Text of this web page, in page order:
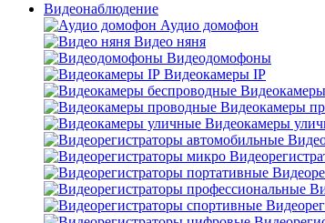
Видеонаблюдение
Аудио домофон
Видео няня
Видеодомофоны
Видеокамеры IP
Видеокамеры
Видеокамеры